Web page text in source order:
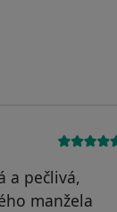
a pečlivá,
manžela